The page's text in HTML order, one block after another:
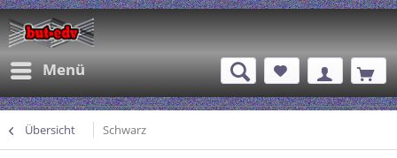
Menü
Übersicht Schwarz